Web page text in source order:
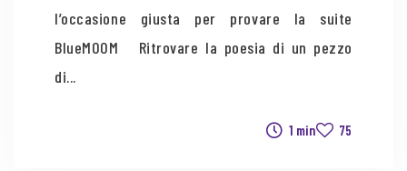
l’occasione giusta per provare la suite
BlueMOOM Ritrovare la poesia di un pezzo
di...
75
1 min